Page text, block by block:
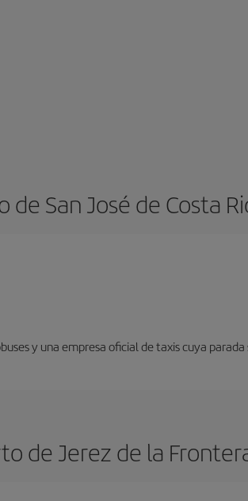
San José de Costa
y una empresa oficial de taxis cuya
de Jerez de la